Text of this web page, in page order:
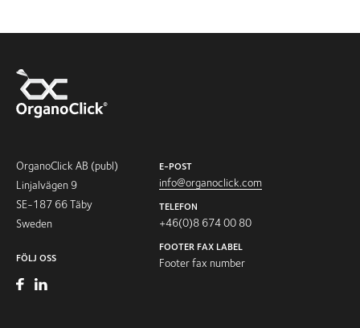
OrganoClick AB (publ)
Linjalvägen 9
SE-187 66 Täby
Sweden
FÖLJ OSS
E-POST
info@organoclick.com
TELEFON
+46(0)8 674 00 80
FOOTER FAX LABEL
Footer fax number